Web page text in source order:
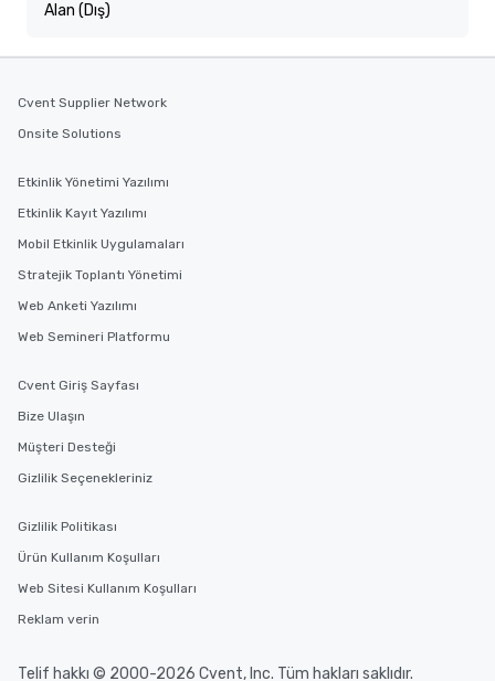
Alan (Dış)
Cvent Supplier Network
Onsite Solutions
Etkinlik Yönetimi Yazılımı
Etkinlik Kayıt Yazılımı
Mobil Etkinlik Uygulamaları
Stratejik Toplantı Yönetimi
Web Anketi Yazılımı
Web Semineri Platformu
Cvent Giriş Sayfası
Bize Ulaşın
Müşteri Desteği
Gizlilik Seçenekleriniz
Gizlilik Politikası
Ürün Kullanım Koşulları
Web Sitesi Kullanım Koşulları
Reklam verin
Telif hakkı © 2000-2026 Cvent, Inc. Tüm hakları saklıdır.